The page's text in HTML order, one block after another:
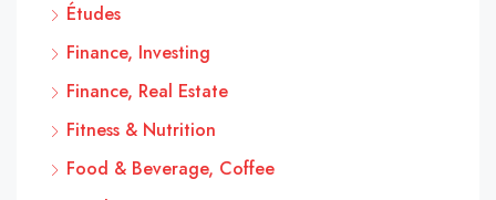
Études
Finance, Investing
Finance, Real Estate
Fitness & Nutrition
Food & Beverage, Coffee